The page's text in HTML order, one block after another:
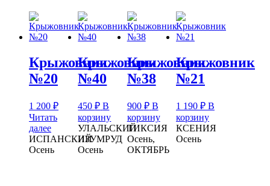
Крыжовник
№20
1 200 ₽
Читать
далее
ИСПАНСКИЙ
Осень
Крыжовник
№40
450₽ В
корзину
УЛАЛЬСКИЙ
ИЗУМРУД
Осень
Крыжовник
№38
900 ₽ В
корзину
ТИКСИЯ
Осень,
ОКТЯБРЬ
Крыжовник
№21
1 190 ₽ В
корзину
КСЕНИЯ
Осень